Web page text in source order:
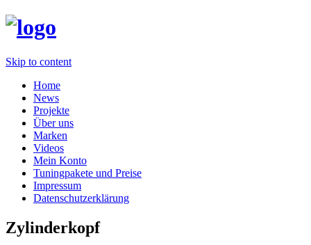
Skip to content
Home
News
Projekte
Über uns
Marken
Videos
Mein Konto
Tuningpakete und Preise
Impressum
Datenschutzerklärung
Zylinderkopf